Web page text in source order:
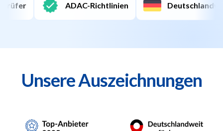
Deutschlandweit
Unsere Auszeichnungen